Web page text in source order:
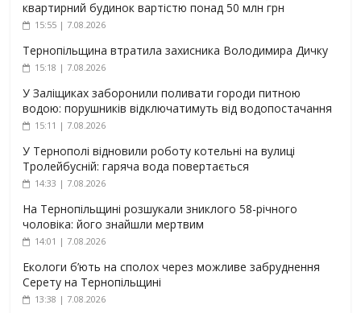
квартирний будинок вартістю понад 50 млн грн
15:55 | 7.08.2026
Тернопільщина втратила захисника Володимира Дичку
15:18 | 7.08.2026
У Заліщиках заборонили поливати городи питною
водою: порушників відключатимуть від водопостачання
15:11 | 7.08.2026
У Тернополі відновили роботу котельні на вулиці
Тролейбусній: гаряча вода повертається
14:33 | 7.08.2026
На Тернопільщині розшукали зниклого 58-річного
чоловіка: його знайшли мертвим
14:01 | 7.08.2026
Екологи б’ють на сполох через можливе забруднення
Серету на Тернопільщині
13:38 | 7.08.2026